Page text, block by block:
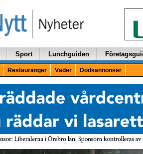
Sport Lunchguiden
Restauranger Väder Dödsannonser